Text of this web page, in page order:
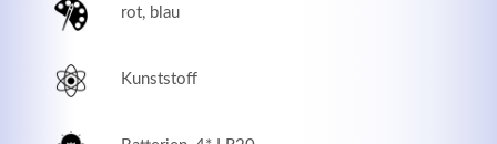
rot, blau
Kunststoff
Lorem ipsum dolor sit amet, consectetuer adipiscing